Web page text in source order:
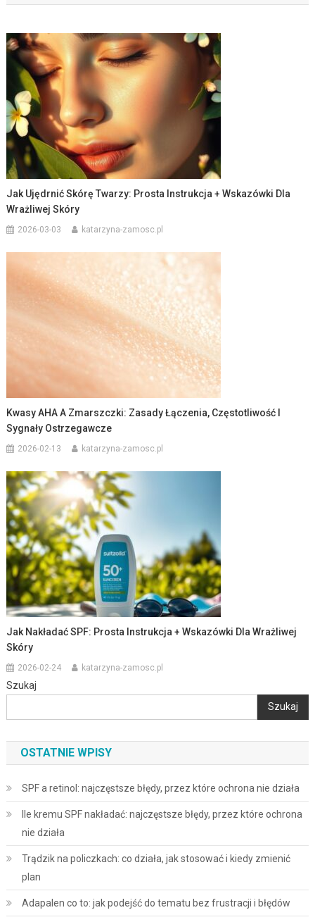
Jak Ujędrnić Skórę Twarzy: Prosta Instrukcja + Wskazówki Dla
Wrażliwej Skóry
2026-03-03 katarzyna-zamosc.pl
Kwasy AHA A Zmarszczki: Zasady Łączenia, Częstotliwość I
Sygnały Ostrzegawcze
2026-02-13 katarzyna-zamosc.pl
Jak Nakładać SPF: Prosta Instrukcja + Wskazówki Dla Wrażliwej
Skóry
2026-02-24 katarzyna-zamosc.pl
Szukaj
Szukaj
OSTATNIE WPISY
SPF a retinol: najczęstsze błędy, przez które ochrona nie działa
Ile kremu SPF nakładać: najczęstsze błędy, przez które ochrona
nie działa
Trądzik na policzkach: co działa, jak stosować i kiedy zmienić
plan
Adapalen co to: jak podejść do tematu bez frustracji i błędów